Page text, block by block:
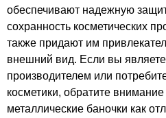
обеспечивают надежную
сохранность косметических
также придают им
внешний вид. Если вы
производителем или
косметики, обратите внимание
металлические баночки как